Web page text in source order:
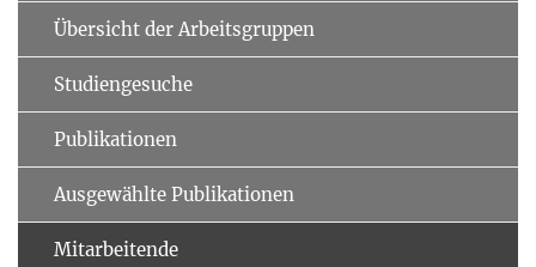
Übersicht der Arbeitsgruppen
Studiengesuche
Publikationen
Ausgewählte Publikationen
Mitarbeitende